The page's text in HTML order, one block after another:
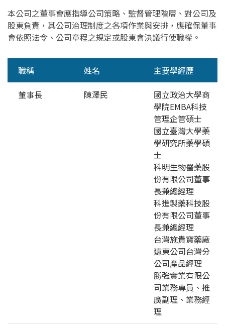
人才招募
聯絡我們
本公司之董事會應指導公司策略、監督管理階層、對公司及
股東負責，其公司治理制度之各項作業與安排，應確保董事
會依照法令、公司章程之規定或股東會決議行使職權。
職稱 姓名
主要學經歷
董事長
陳澤民
國立政治大學商
學院EMBA科技
管理企管碩士
國立臺灣大學藥
學研究所藥學碩
士
科明生物醫藥股
份有限公司董事
長兼總經理
科進製藥科技股
份有限公司董事
長兼總經理
台灣施貴寶藥廠
遠東公司台灣分
公司產品經理
勝強實業有限公
司業務專員、推
廣副理、業務經
理